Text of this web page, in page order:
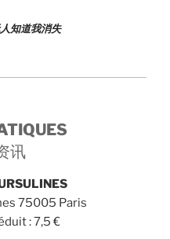
知道我消失
讯
75005 Paris
: 7,5 €